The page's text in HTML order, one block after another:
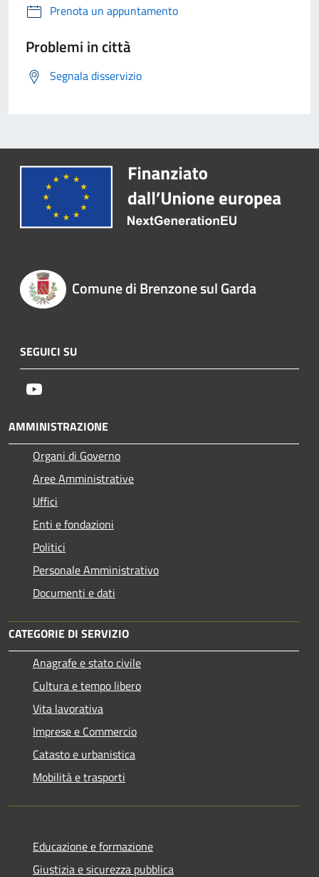
Prenota un appuntamento
Problemi in città
Segnala disservizio
Comune di Brenzone sul Garda
SEGUICI SU
AMMINISTRAZIONE
Organi di Governo
Aree Amministrative
Uffici
Enti e fondazioni
Politici
Personale Amministrativo
Documenti e dati
CATEGORIE DI SERVIZIO
Anagrafe e stato civile
Cultura e tempo libero
Vita lavorativa
Imprese e Commercio
Catasto e urbanistica
Mobilità e trasporti
Educazione e formazione
Giustizia e sicurezza pubblica